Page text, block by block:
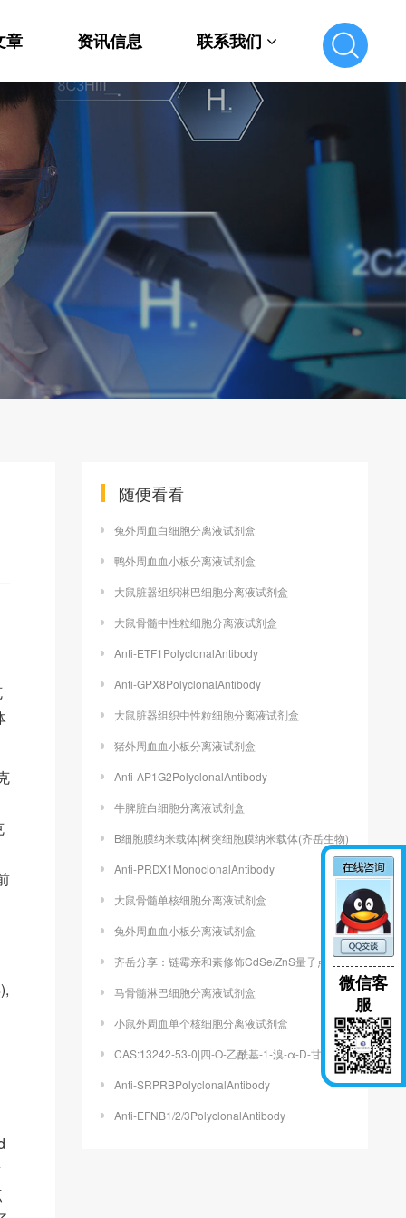
章 资讯信息 联系我们
联系我们
随便看看
兔外周血白细胞分离液试剂盒
鸭外周血血小板分离液试剂盒
大鼠脏器组织淋巴细胞分离液试剂盒
大鼠骨髓中性粒细胞分离液试剂盒
Anti-ETF1PolyclonalAntibody
Anti-GPX8PolyclonalAntibody
大鼠脏器组织中性粒细胞分离液试剂盒
猪外周血血小板分离液试剂盒
Anti-AP1G2PolyclonalAntibody
牛脾脏白细胞分离液试剂盒
B细胞膜纳米载体|树突细胞膜纳米载体(齐岳生物)
Anti-PRDX1MonoclonalAntibody
大鼠骨髓单核细胞分离液试剂盒
兔外周血血小板分离液试剂盒
齐岳分享：链霉亲和素修饰CdSe/ZnS量子点的几个研究环节
马骨髓淋巴细胞分离液试剂盒
小鼠外周血单个核细胞分离液试剂盒
CAS:13242-53-0|四-O-乙酰基-1-溴-α-D-甘露糖
Anti-SRPRBPolyclonalAntibody
Anti-EFNB1/2/3PolyclonalAntibody
微信客
服